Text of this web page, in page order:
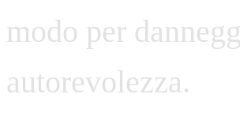
modo per
autorevolezza.